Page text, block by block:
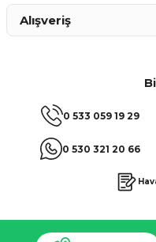
0 533 059 19 29
0 530 321 20 66
Alışveriş